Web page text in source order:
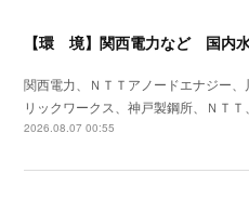
関西電力、ＮＴＴアノードエナジー
リックワークス、神戸製鋼所、ＮＴ
2026.08.07 00:55